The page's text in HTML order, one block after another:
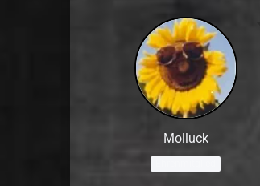
Molluck